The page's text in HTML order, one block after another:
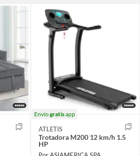
Envíogratisapp
ATLETIS
Trotadora M200 12 km/h 1.5
HP